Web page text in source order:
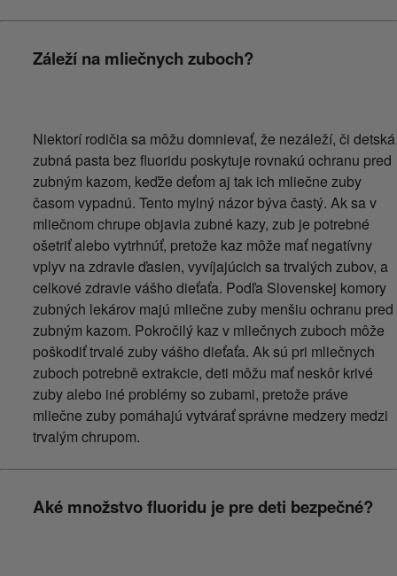
Záleží na mliečnych zuboch?
Niektorí rodičia sa môžu domnievať, že nezáleží, či detská
zubná pasta bez fluoridu poskytuje rovnakú ochranu pred
zubným kazom, keďže deťom aj tak ich mliečne zuby
časom vypadnú. Tento mylný názor býva častý. Ak sa v
mliečnom chrupe objavia zubné kazy, zub je potrebné
ošetriť alebo vytrhnúť, pretože kaz môže mať negatívny
vplyv na zdravie ďasien, vyvíjajúcich sa trvalých zubov, a
celkové zdravie vášho dieťaťa. Podľa Slovenskej komory
zubných lekárov majú mliečne zuby menšiu ochranu pred
zubným kazom. Pokročilý kaz v mliečnych zuboch môže
poškodiť trvalé zuby vášho dieťaťa. Ak sú pri mliečnych
zuboch potrebně extrakcie, deti môžu mať neskôr krivé
zuby alebo iné problémy so zubami, pretože práve
mliečne zuby pomáhajú vytvárať správne medzery medzi
trvalým chrupom.
Aké množstvo fluoridu je pre deti bezpečné?